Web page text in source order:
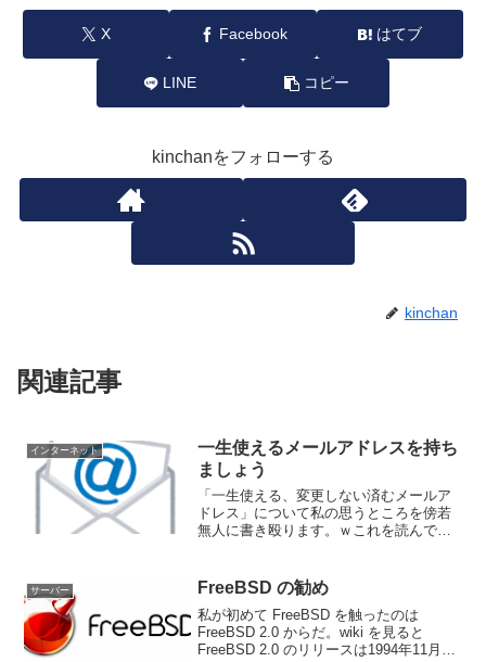
X Facebook はてブ
LINE コピー
kinchanをフォローする
kinchan
関連記事
インターネット
一生使えるメールアドレスを持ち
ましょう
「一生使える、変更しない済むメールア
ドレス」について私の思うところを傍若
無人に書き殴ります。ｗこれを読んで、
なることを（一応）目指しております。
お一人でもご参考にして...
サーバー FreeBSD の勧め
私が初めて FreeBSD を触ったのは
FreeBSD 2.0 からだ。wiki を見ると
FreeBSD 2.0 のリリースは1994年11月22